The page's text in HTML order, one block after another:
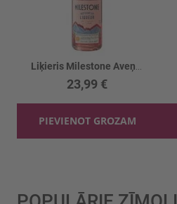
23,99 €
PIEVIENOT GROZAM